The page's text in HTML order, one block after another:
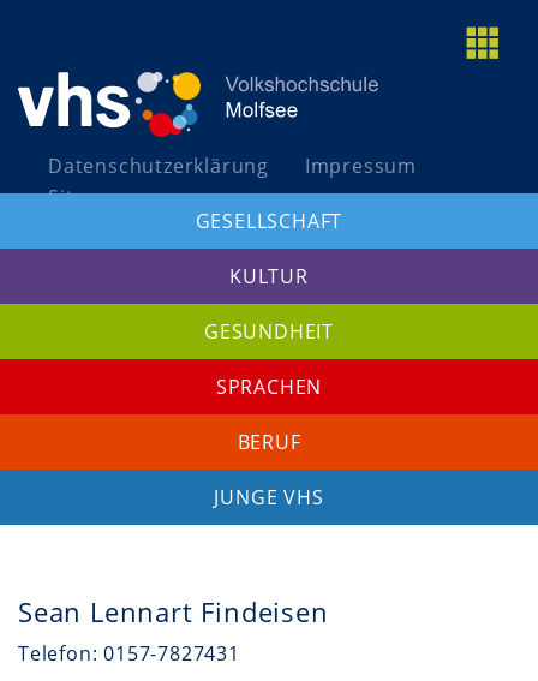
Datenschutzerklärung
Impressum
Sitemap
GESELLSCHAFT
KULTUR
GESUNDHEIT
SPRACHEN
BERUF
JUNGE VHS
Sean Lennart Findeisen
Telefon: 0157-7827431